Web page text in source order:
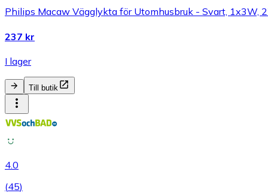
Philips Macaw Vägglykta för Utomhusbruk - Svart, 1x3W,
237 kr
I lager
Till butik
4.0
(45)